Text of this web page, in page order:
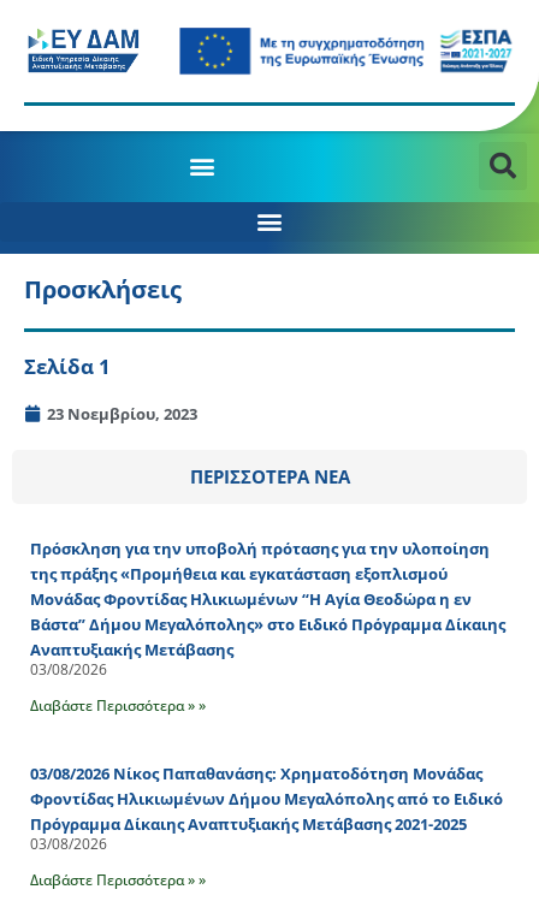
Προσκλήσεις
Σελίδα 1
23 Νοεμβρίου, 2023
ΠΕΡΙΣΣΟΤΕΡΑ ΝΕΑ
Πρόσκληση για την υποβολή πρότασης για την υλοποίηση
της πράξης «Προμήθεια και εγκατάσταση εξοπλισμού
Μονάδας Φροντίδας Ηλικιωμένων “Η Αγία Θεοδώρα η εν
Βάστα” Δήμου Μεγαλόπολης» στο Ειδικό Πρόγραμμα Δίκαιης
Αναπτυξιακής Μετάβασης
03/08/2026
Διαβάστε Περισσότερα » »
03/08/2026 Νίκος Παπαθανάσης: Χρηματοδότηση Μονάδας
Φροντίδας Ηλικιωμένων Δήμου Μεγαλόπολης από το Ειδικό
Πρόγραμμα Δίκαιης Αναπτυξιακής Μετάβασης 2021-2025
03/08/2026
Διαβάστε Περισσότερα » »